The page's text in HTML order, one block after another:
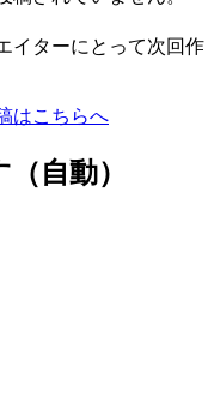
イターにとって次回作
はこちらへ
自動）